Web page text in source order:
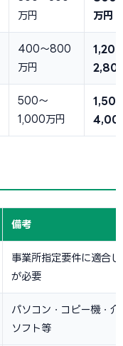
万円
万円
400〜800
万円
500〜
1,000万円
備考
事業所指定要件に適合し
が必要
パソコン・コピー機・介
ソフト等